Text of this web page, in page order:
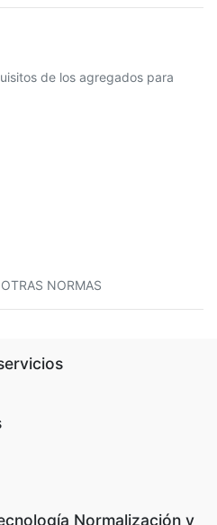
de los agregados para
NORMAS
Normalización y